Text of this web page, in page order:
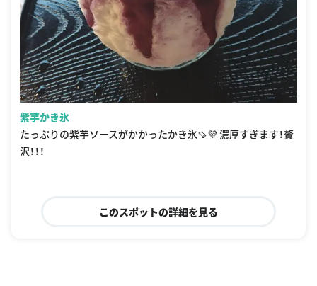
紫芋かき氷
たっぷりの紫芋ソースがかかったかき氷🍠💜 濃厚すぎます！贅
沢！！！
このスポットの詳細を見る